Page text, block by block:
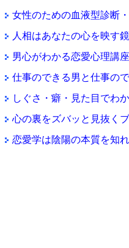
女性のための血液型診断
人相はあなたの心を映す鏡
男心がわかる恋愛心理講座
仕事のできる男と仕事の
しぐさ・癖・見た目でわ
心の裏をズバッと見抜く
恋愛学は陰陽の本質を知